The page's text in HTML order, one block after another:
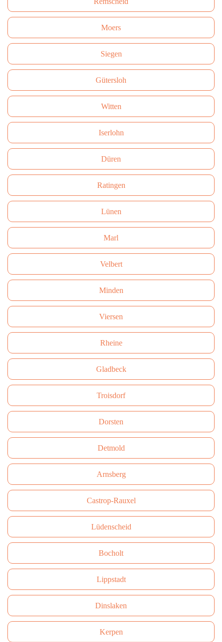
Moers
Siegen
Gütersloh
Witten
Iserlohn
Düren
Ratingen
Lünen
Marl
Velbert
Minden
Viersen
Rheine
Gladbeck
Troisdorf
Dorsten
Detmold
Arnsberg
Castrop-Rauxel
Lüdenscheid
Bocholt
Lippstadt
Dinslaken
Kerpen